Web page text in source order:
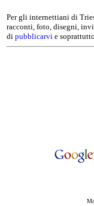
Per gli internettiani di
racconti, foto, disegni,
di pubblicarvi e